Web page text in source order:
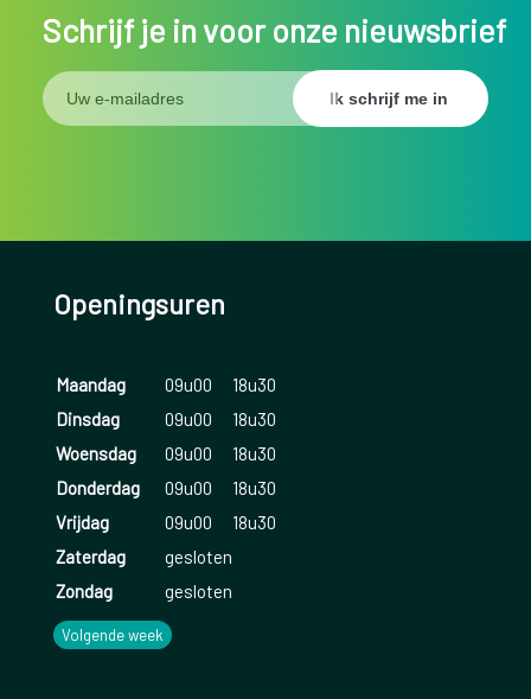
Schrijf je in voor onze nieuwsbrief
Openingsuren
Maandag 09u00
18u30
Dinsdag
09u00
18u30
Woensdag
09u00
18u30
Donderdag
09u00
18u30
Vrijdag
09u00
18u30
Zaterdag
gesloten
Zondag
gesloten
Volgende week